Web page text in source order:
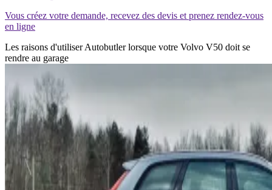
Vous créez votre demande, recevez des devis et prenez rendez-vous
en ligne
Les raisons d'utiliser Autobutler lorsque votre Volvo V50 doit se
rendre au garage